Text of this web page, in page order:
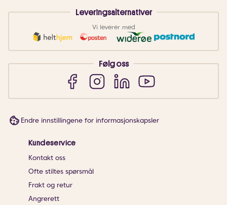
Leveringsalternativer
Vi leverer med
Følg oss
Endre innstillingene for informasjonskapsler
Kundeservice
Kontakt oss
Ofte stiltes spørsmål
Frakt og retur
Angrerett